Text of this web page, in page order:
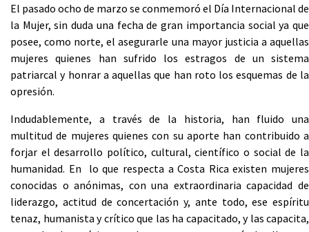
El pasado ocho de marzo se conmemoró el Día Internacional de
la Mujer, sin duda una fecha de gran importancia social ya que
posee, como norte, el asegurarle una mayor justicia a aquellas
mujeres quienes han sufrido los estragos de un sistema
patriarcal y honrar a aquellas que han roto los esquemas de la
opresión.
Indudablemente, a través de la historia, han fluido una
multitud de mujeres quienes con su aporte han contribuido a
forjar el desarrollo político, cultural, científico o social de la
humanidad. En lo que respecta a Costa Rica existen mujeres
conocidas o anónimas, con una extraordinaria capacidad de
liderazgo, actitud de concertación y, ante todo, ese espíritu
tenaz, humanista y crítico que las ha capacitado, y las capacita,